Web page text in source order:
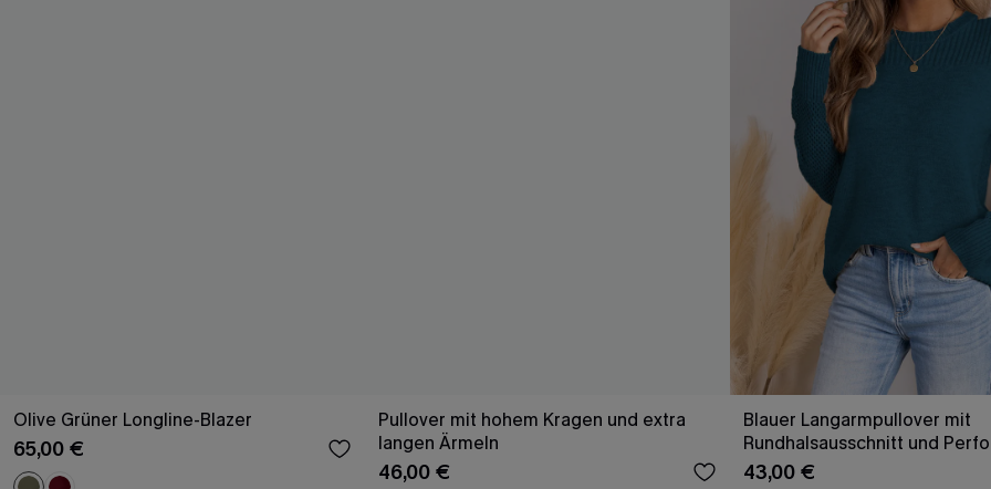
Olive Grüner Longline-Blazer
65,00 €
Pullover mit hohem Kragen und extra
langen Ärmeln
46,00 €
Blauer Langarmpullover mit
Rundhalsausschnitt und
43,00 €